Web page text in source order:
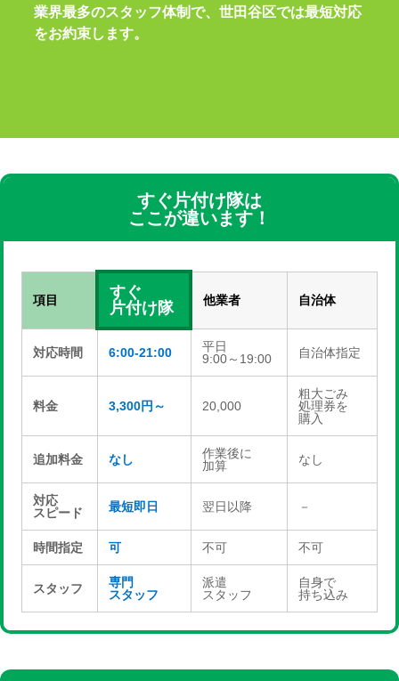
業界最多のスタッフ体制で、世田谷区では最短対応
をお約束します。
すぐ片付け隊は
ここが違います！
項目
すぐ
片付け隊
他業者 自治体
対応時間 6:00-21:00
平日
9:00～19:00
自治体指定
料金 3,300円～ 20,000
粗大ごみ
処理券を
購入
追加料金 なし
作業後に
加算
なし
対応
スピード
最短即日 翌日以降 －
時間指定 可 不可 不可
スタッフ
専門
スタッフ
派遣
スタッフ
自身で
持ち込み